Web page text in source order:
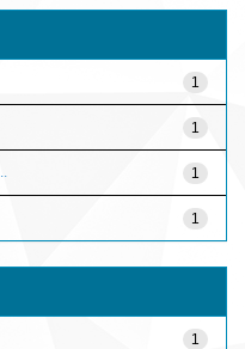
1
1
1
1
1